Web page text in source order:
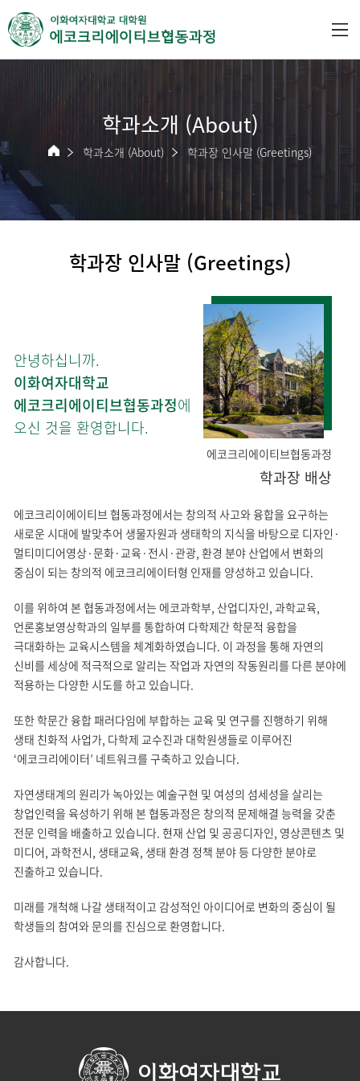
학과소개 (About)
학과소개 (About) 학과장 인사말 (Greetings)
학과장 인사말 (Greetings)
안녕하십니까.
이화여자대학교
에코크리에이티브협동과정에
오신 것을 환영합니다.
에코크리에이티브협동과정
학과장 배상
에코크리이에이티브 협동과정에서는 창의적 사고와 융합을 요구하는
새로운 시대에 발맞추어 생물자원과 생태학의 지식을 바탕으로 디자인·
멀티미디어영상·문화·교육·전시·관광, 환경 분야 산업에서 변화의
중심이 되는 창의적 에코크리에이터형 인재를 양성하고 있습니다.
이를 위하여 본 협동과정에서는 에코과학부, 산업디자인, 과학교육,
언론홍보영상학과의 일부를 통합하여 다학제간 학문적 융합을
극대화하는 교육시스템을 체계화하였습니다. 이 과정을 통해 자연의
신비를 세상에 적극적으로 알리는 작업과 자연의 작동원리를 다른 분야에
적용하는 다양한 시도를 하고 있습니다.
또한 학문간 융합 패러다임에 부합하는 교육 및 연구를 진행하기 위해
생태 친화적 사업가, 다학제 교수진과 대학원생들로 이루어진
‘에코크리에이터’ 네트워크를 구축하고 있습니다.
자연생태계의 원리가 녹아있는 예술구현 및 여성의 섬세성을 살리는
창업인력을 육성하기 위해 본 협동과정은 창의적 문제해결 능력을 갖춘
전문 인력을 배출하고 있습니다. 현재 산업 및 공공디자인, 영상콘텐츠 및
미디어, 과학전시, 생태교육, 생태 환경 정책 분야 등 다양한 분야로
진출하고 있습니다.
미래를 개척해 나갈 생태적이고 감성적인 아이디어로 변화의 중심이 될
학생들의 참여와 문의를 진심으로 환영합니다.
감사합니다.